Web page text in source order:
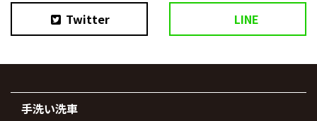
Twitter LINE
手洗い洗車